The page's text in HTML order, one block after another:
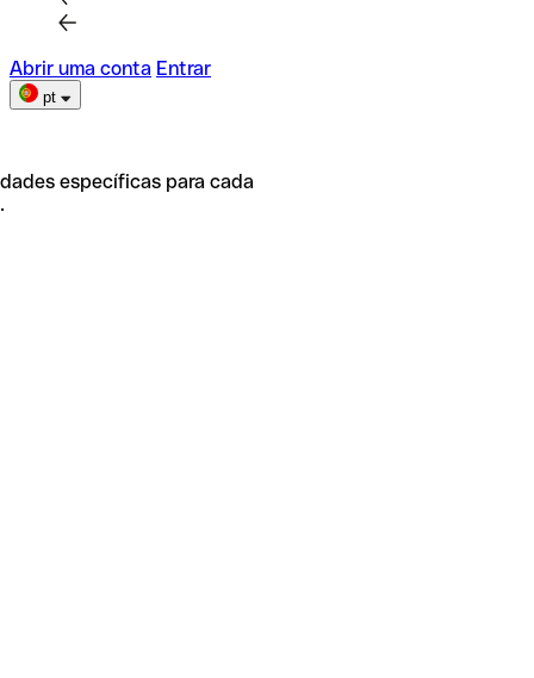
Abrir uma conta Entrar
pt
específicas para cada